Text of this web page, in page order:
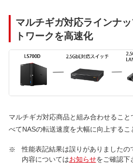
マルチギガ対応ラインナ
トワークを高速化
マルチギガ対応商品と組み合わせること
べてNASの転送速度を大幅に向上するこ
性能表記結果は誤りがありましたの
内容についてはお知らせをご確認下